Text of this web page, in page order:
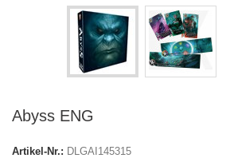
Abyss ENG
Artikel-Nr.: DLGAI145315